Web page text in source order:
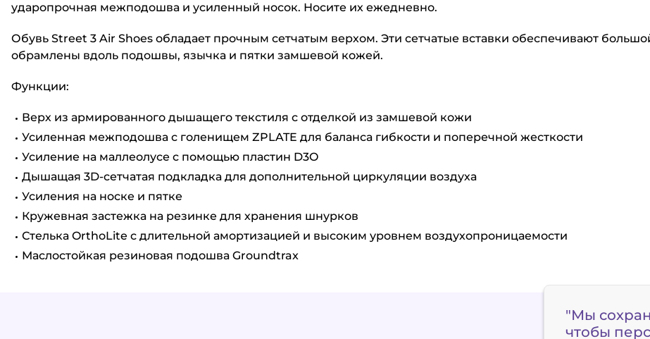
ударопрочная межподошва и усиленный носок. Носите их ежедневно.
Обувь Street 3 Air Shoes обладает прочным сетчатым верхом. Эти сетчатые вставки обеспечивают
обрамлены вдоль подошвы, язычка и пятки замшевой кожей.
Функции:
Верх из армированного дышащего текстиля с отделкой из замшевой кожи
Усиленная межподошва с голенищем ZPLATE для баланса гибкости и поперечной жесткости
Усиление на маллеолусе с помощью пластин D3O
Дышащая 3D-сетчатая подкладка для дополнительной циркуляции воздуха
Усиления на носке и пятке
Кружевная застежка на резинке для хранения шнурков
Стелька OrthoLite с длительной амортизацией и высоким уровнем воздухопроницаемости
Маслостойкая резиновая подошва Groundtrax
"Мы
чтобы